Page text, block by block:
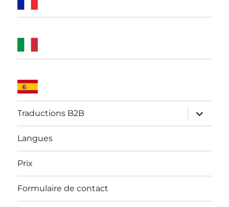
Traductions B2B
ouvrir
le
sous-
Langues
Prix
Formulaire de contact